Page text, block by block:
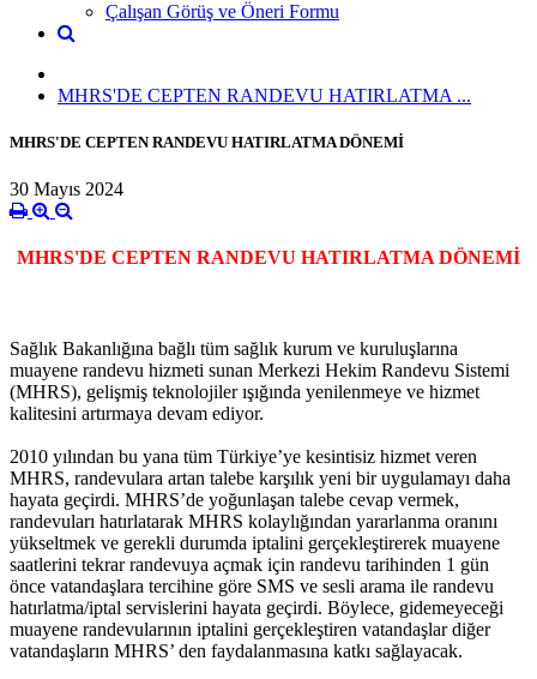
Çalışan Görüş ve Öneri Formu
MHRS'DE CEPTEN RANDEVU HATIRLATMA ...
MHRS'DE CEPTEN RANDEVU HATIRLATMA DÖNEMİ
30 Mayıs 2024
MHRS'DE CEPTEN RANDEVU HATIRLATMA DÖNEMİ
Sağlık Bakanlığına bağlı tüm sağlık kurum ve kuruluşlarına
muayene randevu hizmeti sunan Merkezi Hekim Randevu Sistemi
(MHRS), gelişmiş teknolojiler ışığında yenilenmeye ve hizmet
kalitesini artırmaya devam ediyor.
2010 yılından bu yana tüm Türkiye’ye kesintisiz hizmet veren
MHRS, randevulara artan talebe karşılık yeni bir uygulamayı daha
hayata geçirdi. MHRS’de yoğunlaşan talebe cevap vermek,
randevuları hatırlatarak MHRS kolaylığından yararlanma oranını
yükseltmek ve gerekli durumda iptalini gerçekleştirerek muayene
saatlerini tekrar randevuya açmak için randevu tarihinden 1 gün
önce vatandaşlara tercihine göre SMS ve sesli arama ile randevu
hatırlatma/iptal servislerini hayata geçirdi. Böylece, gidemeyeceği
muayene randevularının iptalini gerçekleştiren vatandaşlar diğer
vatandaşların MHRS’ den faydalanmasına katkı sağlayacak.